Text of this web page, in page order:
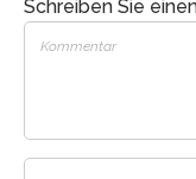
Schreiben Sie